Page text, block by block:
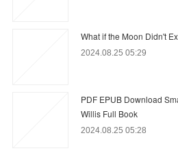
What if the Moon Didn't
2024.08.25 05:29
PDF EPUB Download
Willis Full Book
2024.08.25 05:28